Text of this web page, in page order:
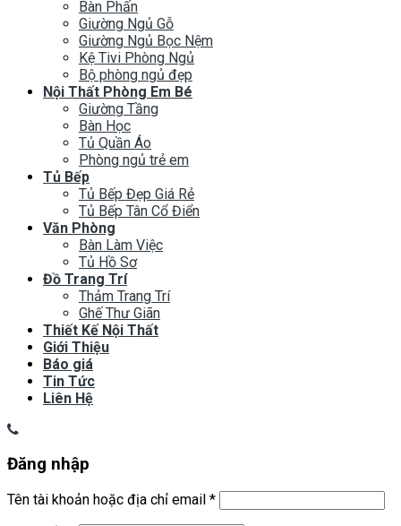
Bàn Phấn
Giường Ngủ Gỗ
Giường Ngủ Bọc Nệm
Kệ Tivi Phòng Ngủ
Bộ phòng ngủ đẹp
Nội Thất Phòng Em Bé
Giường Tầng
Bàn Học
Tủ Quần Áo
Phòng ngủ trẻ em
Tủ Bếp
Tủ Bếp Đẹp Giá Rẻ
Tủ Bếp Tân Cổ Điển
Văn Phòng
Bàn Làm Việc
Tủ Hồ Sơ
Đồ Trang Trí
Thảm Trang Trí
Ghế Thư Giãn
Thiết Kế Nội Thất
Giới Thiệu
Báo giá
Tin Tức
Liên Hệ
Đăng nhập
Tên tài khoản hoặc địa chỉ email *